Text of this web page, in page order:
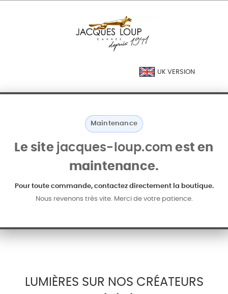
UK VERSION
Maintenance
Le site jacques-loup.com est en
maintenance.
Pour toute commande, contactez directement la boutique.
Nous revenons très vite. Merci de votre patience.
LUMIÈRES SUR NOS CRÉATEURS